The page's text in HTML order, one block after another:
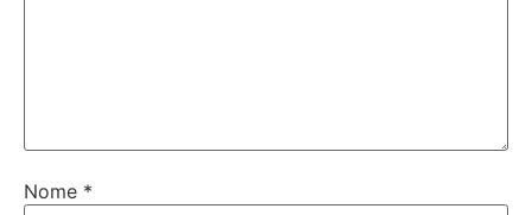
Nome *